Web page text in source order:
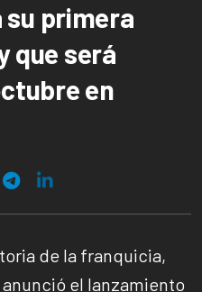
su primera
que será
en
de la franquicia,
anunció el lanzamiento